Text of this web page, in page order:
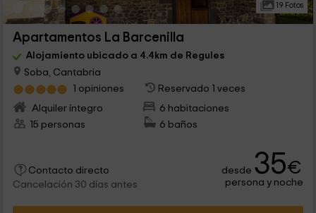
19 Fotos
Apartamentos La Barcenilla
Alojamiento ubicado a 4.4km de Regules
Soba, Cantabria
1 opiniones
Reservado 1 veces
Alquiler íntegro
6 habitaciones
15 personas
6 baños
Contacto directo
Cancelación 30 días antes
desde 35€
persona y noche